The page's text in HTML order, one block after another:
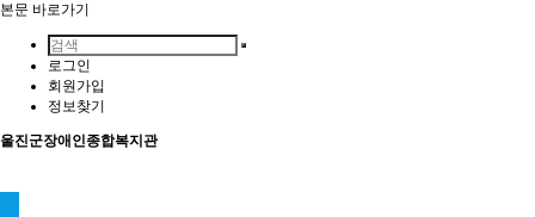
본문 바로가기
로그인
회원가입
정보찾기
울진군장애인종합복지관